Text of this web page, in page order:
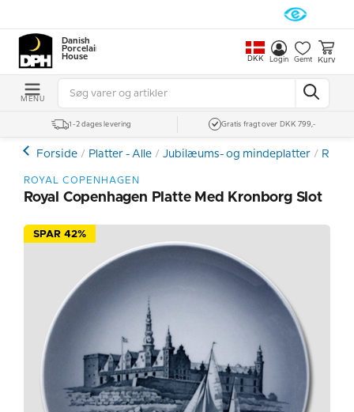
Danish
Porcelain
House
DKK Login Gemt Kurv
MENU
1-2 dages levering Gratis fragt over DKK 799,-
Forside Platter - Alle Jubilæums- og mindeplatter
ROYAL COPENHAGEN
Royal Copenhagen Platte Med Kronborg Slot
SPAR 42%